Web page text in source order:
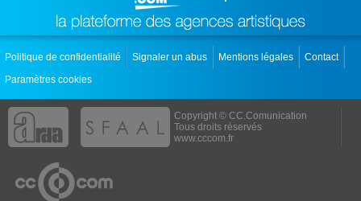
Politique de confidentialité Signaler un abus Mentions légales
Contact
Paramètres cookies
Copyright © CC.Comunication
Tous droits réservés
www.cccom.fr